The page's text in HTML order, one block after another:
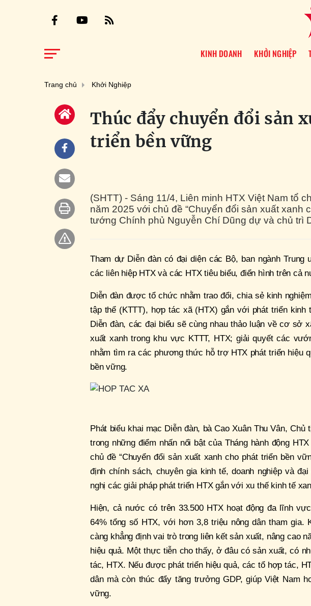
KINH DOANH KHỞI NGHIỆP
Trang chủ Khởi Nghiệp
Thúc đẩy chuyển đổi sản
triển bền vững
(SHTT) - Sáng 11/4, Liên minh HTX Việt Nam tổ
năm 2025 với chủ đề “Chuyển đổi sản xuất xanh
tướng Chính phủ Nguyễn Chí Dũng dự và chủ trì
Tham dự Diễn đàn có đại diện các Bộ, ban ngành Trung
các liên hiệp HTX và các HTX tiêu biểu, điển hình trên cả
Diễn đàn được tổ chức nhằm trao đổi, chia sẻ kinh
tập thể (KTTT), hợp tác xã (HTX) gắn với phát triển
Diễn đàn, các đại biểu sẽ cùng nhau thảo luận về cơ sở
xuất xanh trong khu vực KTTT, HTX; giải quyết các
nhằm tìm ra các phương thức hỗ trợ HTX phát triển hiệu
bền vững.
Phát biểu khai mạc Diễn đàn, bà Cao Xuân Thu Vân,
trong những điểm nhấn nổi bật của Tháng hành động
chủ đề “Chuyển đổi sản xuất xanh cho phát triển bền
định chính sách, chuyên gia kinh tế, doanh nghiệp và
nghị các giải pháp phát triển HTX gắn với xu thế kinh tế
Hiện, cả nước có trên 33.500 HTX hoạt động đa lĩnh
64% tổng số HTX, với hơn 3,8 triệu nông dân tham gia.
càng khẳng định vai trò trong liên kết sản xuất, nâng cao
hiệu quả. Một thực tiễn cho thấy, ở đâu có sản xuất, có
tác, HTX. Nếu được phát triển hiệu quả, các tổ hợp tác,
dân mà còn thúc đẩy tăng trưởng GDP, giúp Việt Nam
vững.